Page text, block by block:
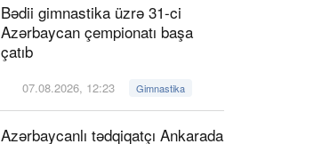
Bədii gimnastika üzrə 31-ci
Azərbaycan çempionatı başa
çatıb
07.08.2026, 12:23 Gimnastika
Azərbaycanlı tədqiqatçı Ankarada